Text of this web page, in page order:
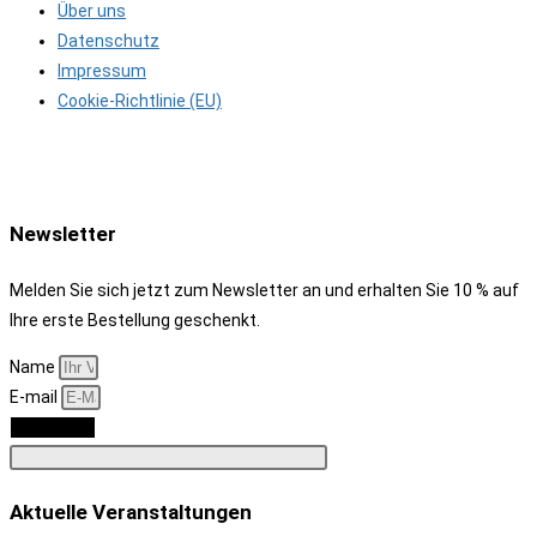
Über uns
Datenschutz
Impressum
Cookie-Richtlinie (EU)
Newsletter
Melden Sie sich jetzt zum Newsletter an und erhalten Sie 10 % auf
Ihre erste Bestellung geschenkt.
Name
E-mail
Aktuelle Veranstaltungen